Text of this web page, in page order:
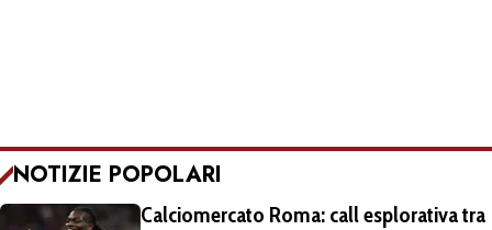
NOTIZIE POPOLARI
Calciomercato Roma: call esplorativa tra